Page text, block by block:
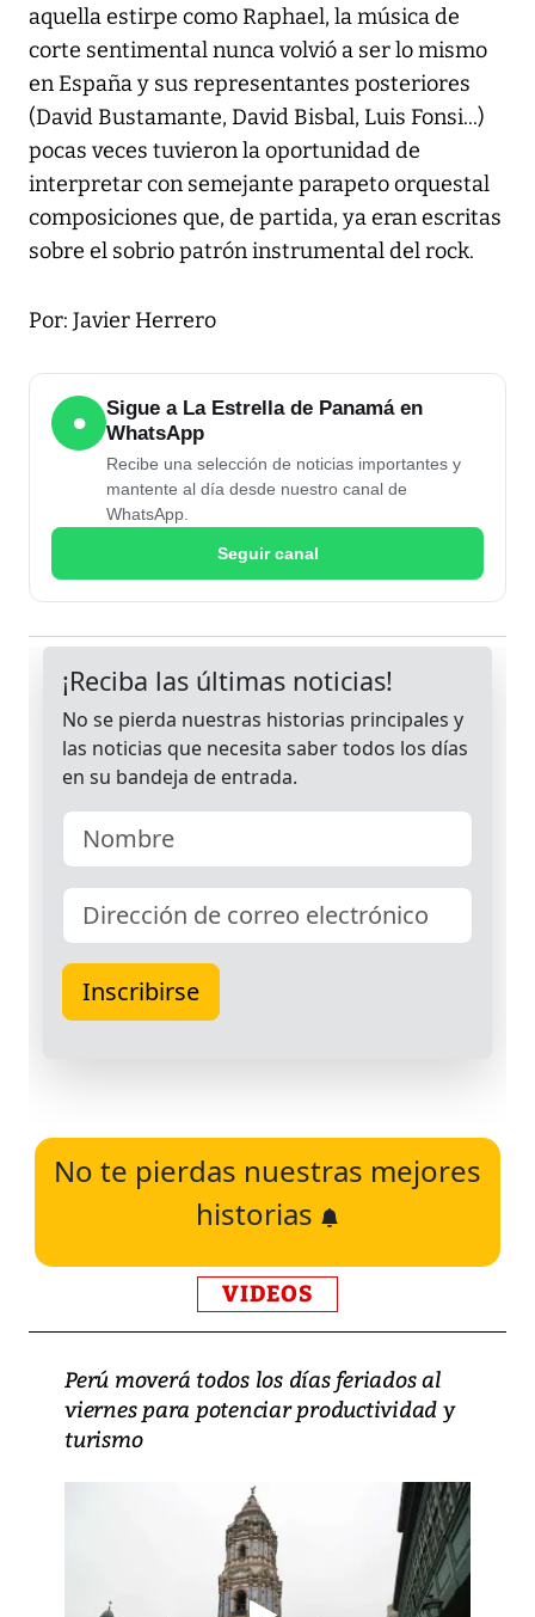
aquella estirpe como Raphael, la música de
corte sentimental nunca volvió a ser lo mismo
en España y sus representantes posteriores
(David Bustamante, David Bisbal, Luis Fonsi...)
pocas veces tuvieron la oportunidad de
interpretar con semejante parapeto orquestal
composiciones que, de partida, ya eran escritas
sobre el sobrio patrón instrumental del rock.
Por: Javier Herrero
●
Sigue a La Estrella de Panamá en
WhatsApp
Recibe una selección de noticias importantes y
mantente al día desde nuestro canal de
WhatsApp.
Seguir canal
No te pierdas nuestras mejores
historias
VIDEOS
Perú moverá todos los días feriados al
viernes para potenciar productividad y
turismo